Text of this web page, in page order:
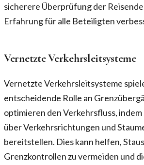
sicherere Überprüfung der
Erfahrung für alle Beteiligten
Vernetzte Verkehrsleitsysteme
Vernetzte Verkehrsleitsysteme
entscheidende Rolle an
optimieren den Verkehrsfluss,
über Verkehrsrichtungen und
bereitstellen. Dies kann helfen,
Grenzkontrollen zu vermeiden und